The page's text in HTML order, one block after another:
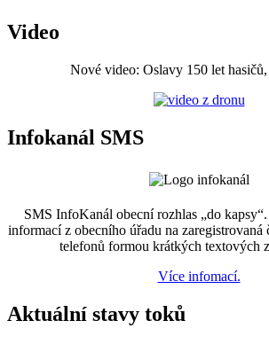
Video
Nové video: Oslavy 150 let
Infokanál SMS
SMS InfoKanál obecní rozhlas „do
informací z obecního úřadu na
telefonů formou krátkých textových
Více infomací.
Aktuální stavy toků